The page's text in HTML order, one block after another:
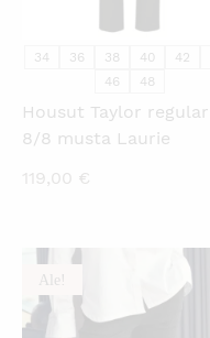
34 36 38 40 42
46
48
Housut Taylor regular
8/8 musta Laurie
119,00 €
Ale!